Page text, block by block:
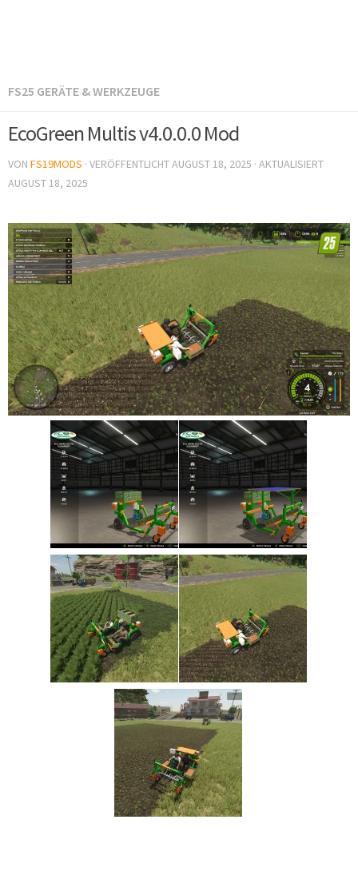
FS25 GERÄTE & WERKZEUGE
EcoGreen Multis v4.0.0.0 Mod
VON FS19MODS · VERÖFFENTLICHTAUGUST 18, 2025 · AKTUALISIERT
AUGUST 18, 2025